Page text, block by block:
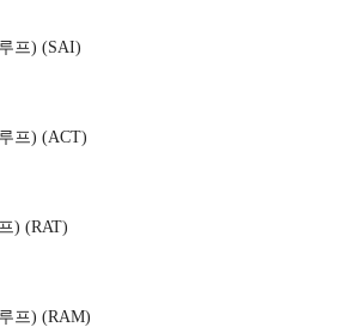
프) (SAI)
프) (ACT)
) (RAT)
프) (RAM)